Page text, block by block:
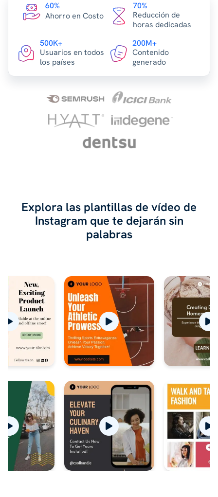
60%
Ahorro en Costo
70%
Reducción de
horas dedicadas
500K+
Usuarios en todos
los países
200M+
Contenido
generado
Explora las plantillas de vídeo de
Instagram que te dejarán sin
palabras